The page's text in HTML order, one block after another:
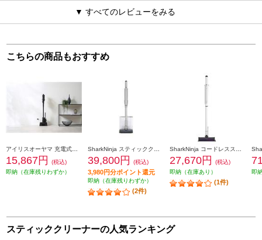
▼ すべてのレビューをみる
こちらの商品もおすすめ
15,867円
(税込)
即納（在庫残りわずか）
39,800円 (税込)
3,980円分ポイント還元
即納（在庫残りわずか）
(2件)
27,670円
(税込)
即納（在庫あり）
(1件)
即
スティッククリーナーの人気ランキング